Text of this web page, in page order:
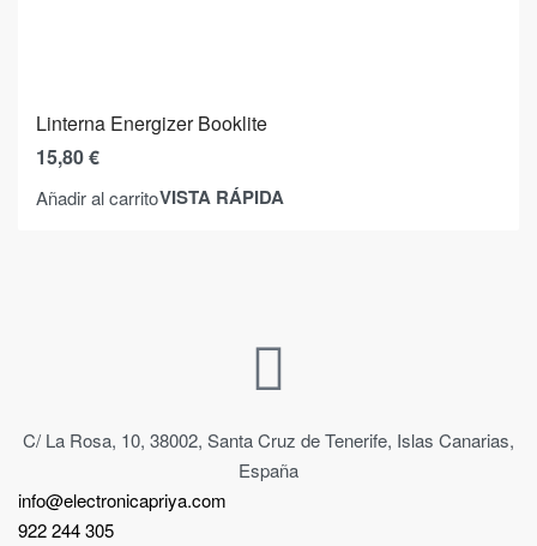
Linterna Energizer Booklite
15,80€
Añadir al carritoVISTA RÁPIDA
C/ La Rosa, 10, 38002, Santa Cruz de Tenerife, Islas Canarias,
España
info@electronicapriya.com
922 244 305